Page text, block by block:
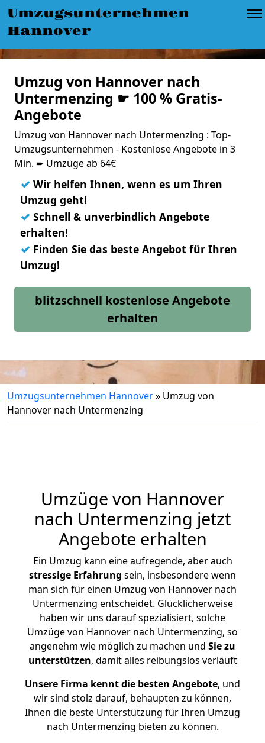
Umzugsunternehmen
Hannover
Umzug von Hannover nach
Untermenzing ☛ 100 % Gratis-
Angebote
Umzug von Hannover nach Untermenzing : Top-
Umzugsunternehmen - Kostenlose Angebote in 3
Min. ➨ Umzüge ab 64€
✓ Wir helfen Ihnen, wenn es um Ihren
Umzug geht!
✓ Schnell & unverbindlich Angebote
erhalten!
✓ Finden Sie das beste Angebot für Ihren
Umzug!
blitzschnell kostenlose Angebote
erhalten
Umzugsunternehmen Hannover» Umzug von
Hannover nach Untermenzing
Umzüge von Hannover
nach Untermenzing jetzt
Angebote erhalten
Ein Umzug kann eine aufregende, aber auch
stressige Erfahrung sein, insbesondere wenn
man sich für einen Umzug von Hannover nach
Untermenzing entscheidet. Glücklicherweise
haben wir uns darauf spezialisiert, solche
Umzüge von Hannover nach Untermenzing, so
angenehm wie möglich zu machen und Sie zu
unterstützen, damit alles reibungslos verläuft
Unsere Firma kennt die besten Angebote, und
wir sind stolz darauf, behaupten zu können,
Ihnen die beste Unterstützung für Ihren Umzug
nach Untermenzing bieten zu können.